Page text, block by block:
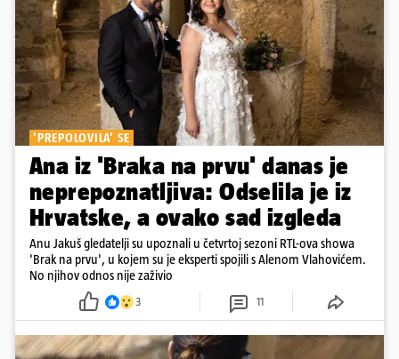
'PREPOLOVILA' SE
Ana iz 'Braka na prvu' danas je
neprepoznatljiva: Odselila je iz
Hrvatske, a ovako sad izgleda
Anu Jakuš gledatelji su upoznali u četvrtoj sezoni RTL-ova showa
'Brak na prvu', u kojem su je eksperti spojili s Alenom Vlahovićem.
No njihov odnos nije zaživio
3 11